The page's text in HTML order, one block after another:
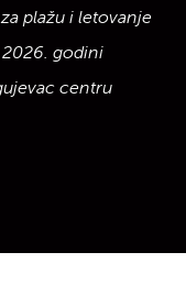
plažu i letovanje
godini
centru